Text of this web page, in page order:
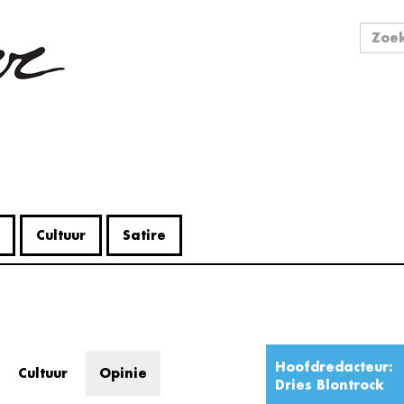
Cultuur Satire
Hoofdredacteur:
Dries Blontrock
Cultuur Opinie